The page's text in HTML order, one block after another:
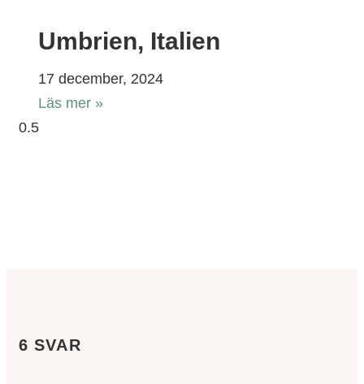
Umbrien, Italien
17 december, 2024
Läs mer »
6 SVAR